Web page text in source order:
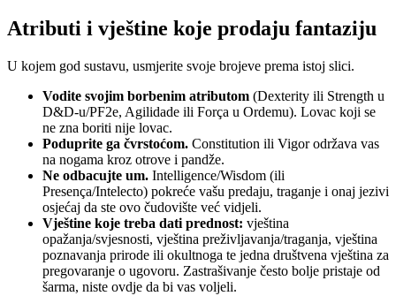
Atributi i vještine koje prodaju fantaziju
U kojem god sustavu, usmjerite svoje brojeve prema istoj slici.
Vodite svojim borbenim atributom (Dexterity ili Strength u
D&D-u/PF2e, Agilidade ili Força u Ordemu). Lovac koji se
ne zna boriti nije lovac.
Poduprite ga čvrstoćom. Constitution ili Vigor održava vas
na nogama kroz otrove i pandže.
Ne odbacujte um. Intelligence/Wisdom (ili
Presença/Intelecto) pokreće vašu predaju, traganje i onaj jezivi
osjećaj da ste ovo čudovište već vidjeli.
Vještine koje treba dati prednost: vještina
opažanja/svjesnosti, vještina preživljavanja/traganja, vještina
poznavanja prirode ili okultnoga te jedna društvena vještina za
pregovaranje o ugovoru. Zastrašivanje često bolje pristaje od
šarma, niste ovdje da bi vas voljeli.